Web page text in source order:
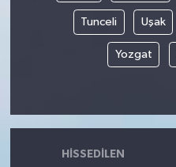
Tunceli Uşak
Yozgat
HISSEDILEN